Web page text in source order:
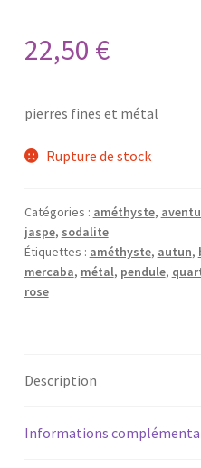
22,50 €
pierres fines et métal
Rupture de stock
Catégories : améthyste,
jaspe, sodalite
Étiquettes : améthyste, autun,
mercaba, métal, pendule,
rose
Description
Informations